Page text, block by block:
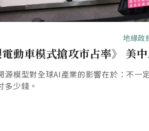
地緣政
動車模式搶攻市占率》 美
源模型對全球AI產業的影響在於：不一
多少錢。